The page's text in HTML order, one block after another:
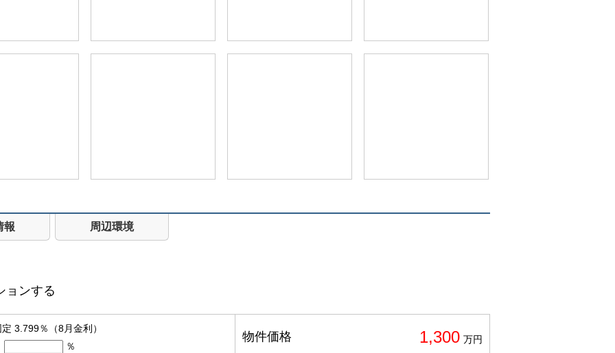
報 周辺環境
ョンする
3.799％（8月金利）
％
物件価格 1,300 万円